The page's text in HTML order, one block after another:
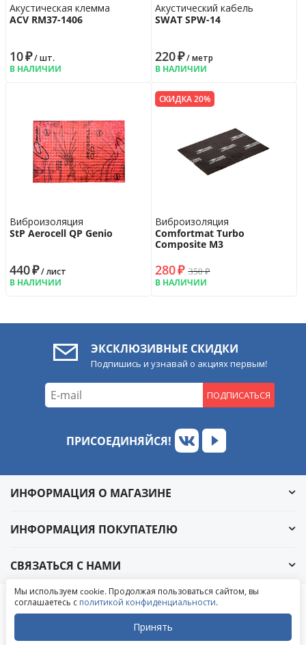
Акустическая клемма
ACV RM37-1406
10₽/ шт.
В НАЛИЧИИ
Акустический кабель
SWAT SPW-14
220₽/ метр
В НАЛИЧИИ
Виброизоляция
StP Aerocell QP Genio
440₽/ лист
В НАЛИЧИИ
СКИДКА 20%
Виброизоляция
Comfortmat Turbo
Composite M3
280₽ 350₽
В НАЛИЧИИ
ЭКСКЛЮЗИВНЫЕ СКИДКИ
Подпишись и узнавай о акциях первым!
ПОДПИСАТЬСЯ
ПРИСОЕДИНЯЙСЯ!
ИНФОРМАЦИЯ О МАГАЗИНЕ
ИНФОРМАЦИЯ ПОКУПАТЕЛЮ
СВЯЗАТЬСЯ С НАМИ
© 2004-2026 «УралАвтоСаунд»
Написать в ВКонтакте
Написать в MAX
Мы используем cookie. Продолжая пользоваться сайтом, вы
соглашаетесь с политикой конфиденциальности.
Принять